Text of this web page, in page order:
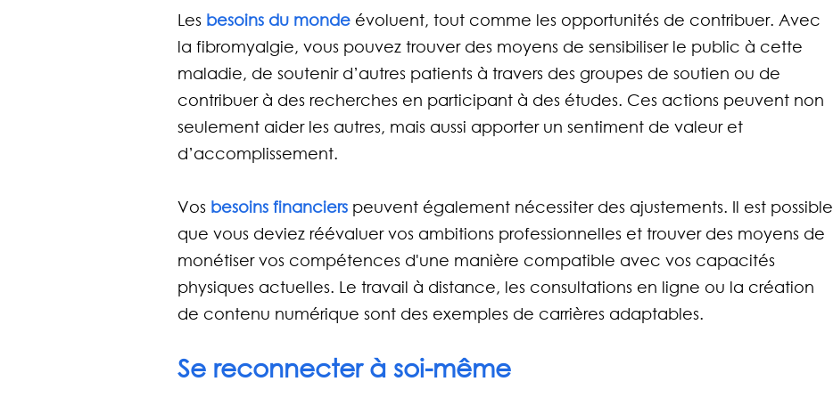
Les besoins du monde évoluent, tout comme les opportunités de contribuer. Avec
la fibromyalgie, vous pouvez trouver des moyens de sensibiliser le public à cette
maladie, de soutenir d’autres patients à travers des groupes de soutien ou de
contribuer à des recherches en participant à des études. Ces actions peuvent non
seulement aider les autres, mais aussi apporter un sentiment de valeur et
d’accomplissement.
Vos besoins financiers peuvent également nécessiter des ajustements. Il est possible
que vous deviez réévaluer vos ambitions professionnelles et trouver des moyens de
monétiser vos compétences d'une manière compatible avec vos capacités
physiques actuelles. Le travail à distance, les consultations en ligne ou la création
de contenu numérique sont des exemples de carrières adaptables.
Se reconnecter à soi-même